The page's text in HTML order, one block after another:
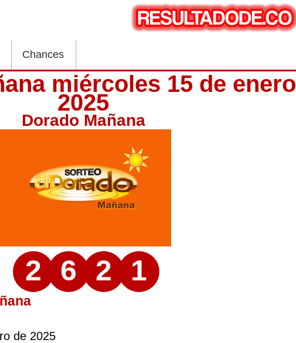
Chances
miércoles 15 de enero
2025
Dorado Mañana
2 6 2 1
de 2025